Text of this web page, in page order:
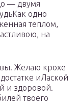
—​​ двумя
одно
теплом,​​
на
вы.​ Желаю крохе
и​Лаской
и здоровой.​​
твоего​